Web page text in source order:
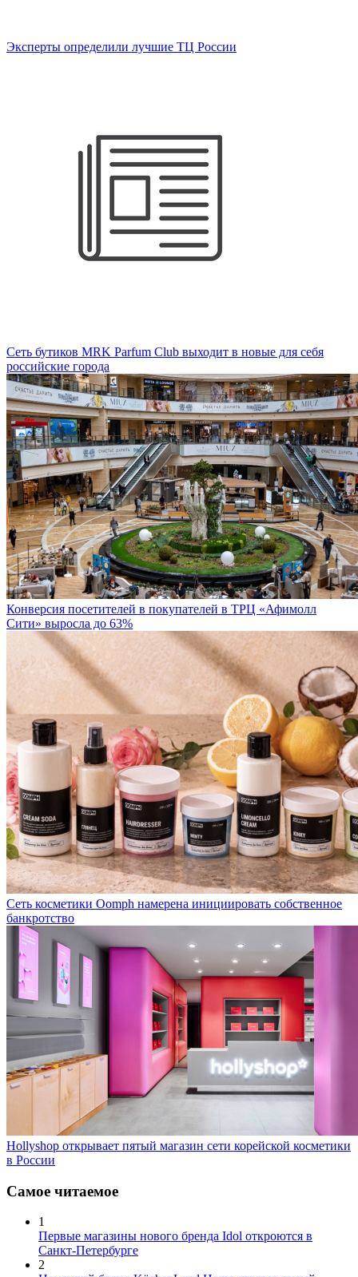
Эксперты определили лучшие ТЦ России
Сеть бутиков MRK Parfum Club выходит в новые для себя
российские города
Конверсия посетителей в покупателей в ТРЦ «Афимолл
Сити» выросла до 63%
Сеть косметики Oomph намерена инициировать собственное
банкротство
Hollyshop открывает пятый магазин сети корейской косметики
в России
Самое читаемое
1
Первые магазины нового бренда Idol откроются в
Санкт-Петербурге
2